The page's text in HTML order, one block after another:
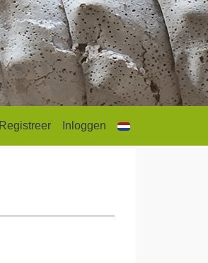
Registreer Inloggen